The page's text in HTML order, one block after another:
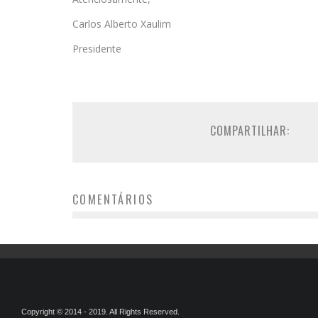
Carlos Alberto Xaulim
Presidente
COMPARTILHAR:
COMENTÁRIOS
Copyright © 2014 - 2019. All Rights Reserved.